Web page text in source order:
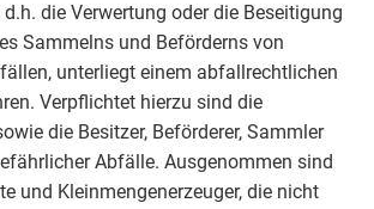
die Verwertung oder die Beseitigung
Sammelns und Beförderns von
unterliegt einem abfallrechtlichen
Verpflichtet hierzu sind die
die Besitzer, Beförderer, Sammler
Abfälle. Ausgenommen sind
und Kleinmengenerzeuger, die nicht